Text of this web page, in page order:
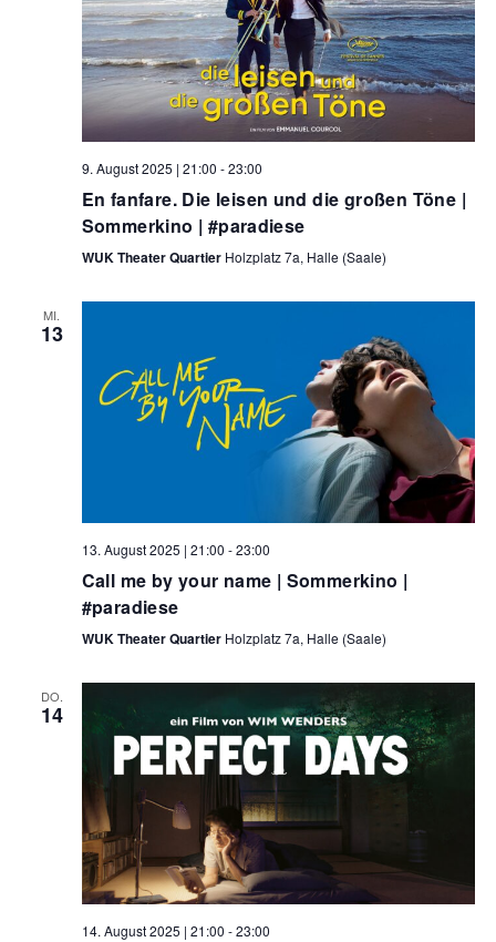
9. August 2025 | 21:00 -23:00
En fanfare. Die leisen und die großen Töne |
Sommerkino | #paradiese
WUK Theater Quartier Holzplatz 7a, Halle (Saale)
MI.
13
13. August 2025 | 21:00 -23:00
Call me by your name | Sommerkino |
#paradiese
WUK Theater Quartier Holzplatz 7a, Halle (Saale)
DO.
14
14. August 2025 | 21:00 -23:00